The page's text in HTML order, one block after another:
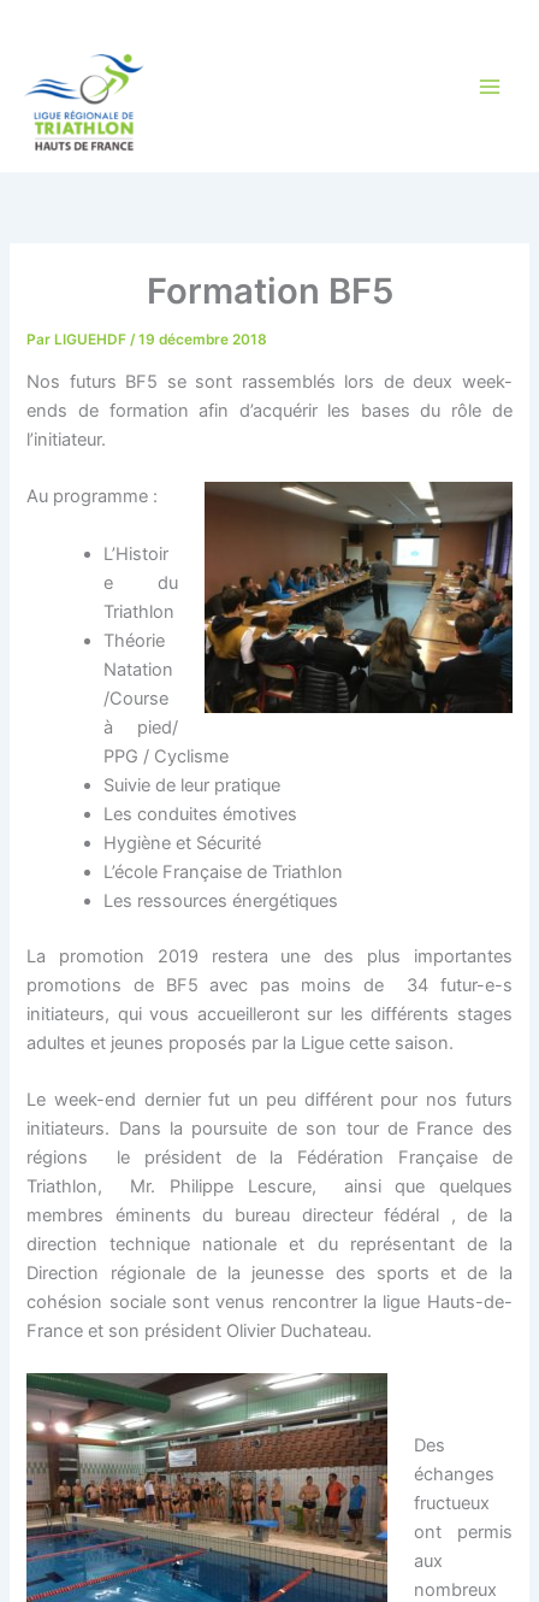
Formation BF5
ParLIGUEHDF /19 décembre 2018
Nos futurs BF5 se sont rassemblés lors de deux week-
ends de formation afin d’acquérir les bases du rôle de
l’initiateur.
Au programme :
L’Histoir
e du
Triathlon
Théorie
Natation
/Course
à pied/
PPG / Cyclisme
Suivie de leur pratique
Les conduites émotives
Hygiène et Sécurité
L’école Française de Triathlon
Les ressources énergétiques
La promotion 2019 restera une des plus importantes
promotions de BF5 avec pas moins de 34 futur-e-s
initiateurs, qui vous accueilleront sur les différents stages
adultes et jeunes proposés par la Ligue cette saison.
Le week-end dernier fut un peu différent pour nos futurs
initiateurs. Dans la poursuite de son tour de France des
régions le président de la Fédération Française de
Triathlon, Mr. Philippe Lescure, ainsi que quelques
membres éminents du bureau directeur fédéral , de la
direction technique nationale et du représentant de la
Direction régionale de la jeunesse des sports et de la
cohésion sociale sont venus rencontrer la ligue Hauts-de-
France et son président Olivier Duchateau.
Des
échanges
fructueux
ont permis
aux
nombreux